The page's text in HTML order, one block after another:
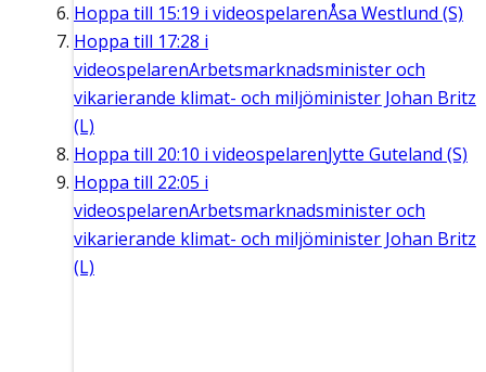
Hoppa till 15:19 i videospelarenÅsa Westlund (S)
Hoppa till 17:28 i
videospelarenArbetsmarknadsminister och
vikarierande klimat- och miljöminister Johan Britz
(L)
Hoppa till 20:10 i videospelarenJytte Guteland (S)
Hoppa till 22:05 i
videospelarenArbetsmarknadsminister och
vikarierande klimat- och miljöminister Johan Britz
(L)